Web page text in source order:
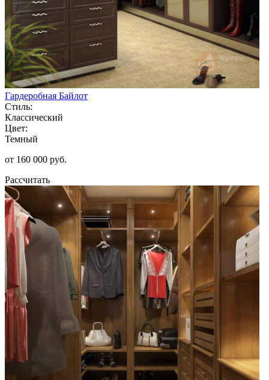
Гардеробная Байлот
Стиль:
Классический
Цвет:
Темный
от 160 000 руб.
Рассчитать